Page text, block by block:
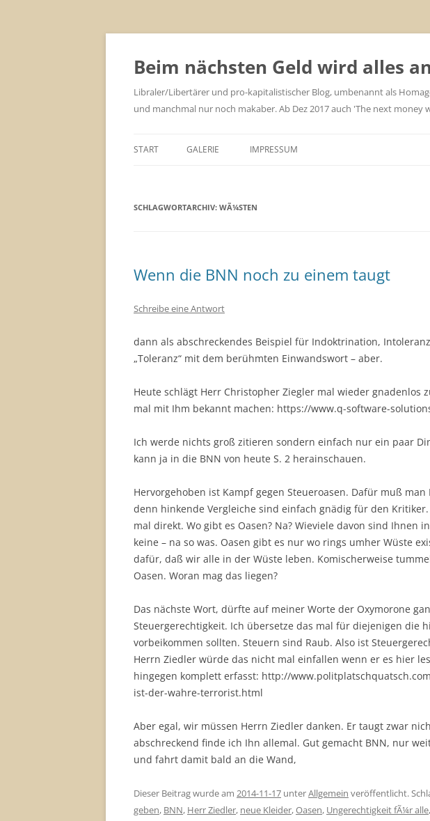
Zum
springen
Beim nächsten Geld wird alles
Libraler/Libertärer und pro-kapitalistischer Blog, umbenannt als
und manchmal nur noch makaber. Ab Dez 2017 auch 'The next
START GALERIE IMPRESSUM
SCHLAGWORTARCHIV: WÃ¼STEN
Wenn die BNN noch zu einem taugt
Schreibe eine Antwort
dann als abschreckendes Beispiel für Indoktrination,
„Toleranz“ mit dem berühmten Einwandswort – aber.
Heute schlägt Herr Christopher Ziegler mal wieder gnadenlos
mal mit Ihm bekannt machen: https://www.q-software-
Ich werde nichts groß zitieren sondern einfach nur ein paar
kann ja in die BNN von heute S. 2 herainschauen.
Hervorgehoben ist Kampf gegen Steueroasen. Dafür muß
denn hinkende Vergleiche sind einfach gnädig für den
mal direkt. Wo gibt es Oasen? Na? Wieviele davon sind Ihnen
keine – na so was. Oasen gibt es nur wo rings umher Wüste
dafür, daß wir alle in der Wüste leben. Komischerweise
Oasen. Woran mag das liegen?
Das nächste Wort, dürfte auf meiner Worte der Oxymorone
Steuergerechtigkeit. Ich übersetze das mal für diejenigen die
vorbeikommen sollten. Steuern sind Raub. Also ist
Herrn Ziedler würde das nicht mal einfallen wenn er es hier
hingegen komplett erfasst: http://
ist-der-wahre-terrorist.html
Aber egal, wir müssen Herrn Ziedler danken. Er taugt zwar
abschreckend finde ich Ihn allemal. Gut gemacht BNN, nur
und fahrt damit bald an die Wand,
Dieser Beitrag wurde am 2014-11-17 unterAllgemein veröffentlicht.
geben, BNN, Herr Ziedler, neue Kleider,Oasen, Ungerechtigkeit fÃ¼r alle,